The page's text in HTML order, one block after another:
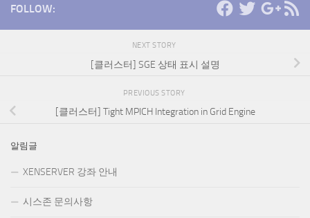
FOLLOW:
NEXT STORY
[클러스터] SGE 상태 표시 설명
PREVIOUS STORY
[클러스터] Tight MPICH Integration in Grid Engine
알림글
XENSERVER 강좌 안내
시스존 문의사항